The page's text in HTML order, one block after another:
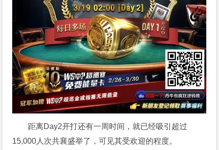
距离Day2开打还有一周时间，就已经吸引超过
15,000人次共襄盛举了，可见其受欢迎的程度。